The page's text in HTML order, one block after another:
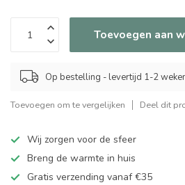
Toevoegen aan
Op bestelling - levertijd 1-2
Toevoegen om te vergelijken Deel dit
Wij zorgen voor de sfeer
Breng de warmte in huis
Gratis verzending vanaf €35